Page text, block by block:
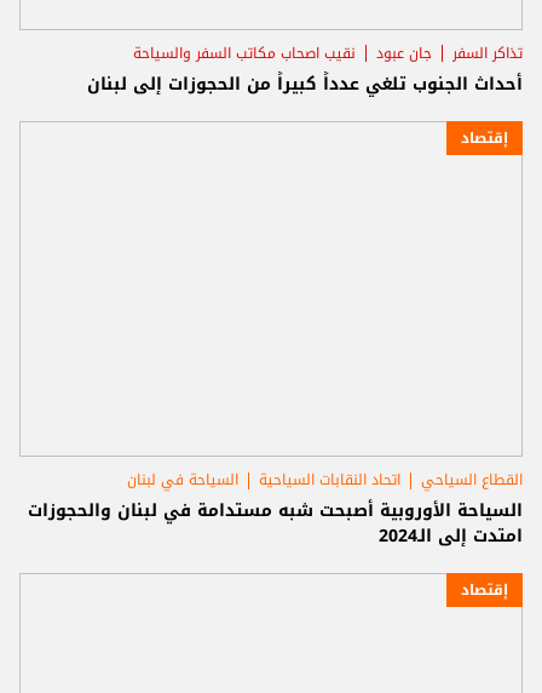
تذاكر السفر جان عبود نقيب اصحاب مكاتب السفر والسياحة
أحداث الجنوب تلغي عدداً كبيراً من الحجوزات إلى لبنان
إقتصاد
القطاع السياحي اتحاد النقابات السياحية السياحة في لبنان
السياحة الأوروبية أصبحت شبه مستدامة في لبنان والحجوزات
امتدت إلى الـ2024
إقتصاد